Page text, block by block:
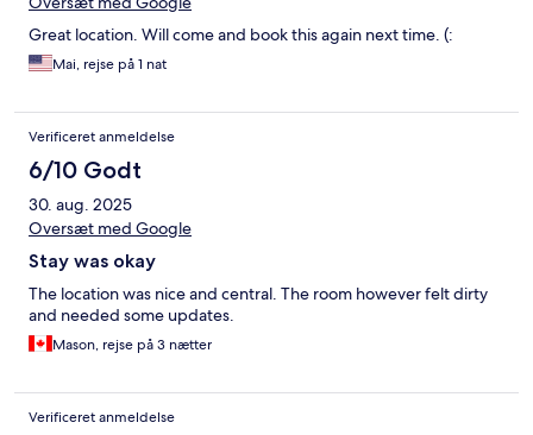
Great location. Will come and book this again next time. (:
Mai, rejse på 1 nat
Verificeret anmeldelse
6/10 Godt
30. aug. 2025
Oversæt med Google
Stay was okay
The location was nice and central. The room however felt dirty
and needed some updates.
Mason, rejse på 3 nætter
Verificeret anmeldelse